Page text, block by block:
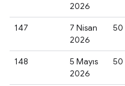
2026
147
7 Nisan
2026
50
148
5 Mayıs
2026
50